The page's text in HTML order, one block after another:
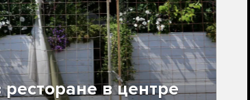
в центре